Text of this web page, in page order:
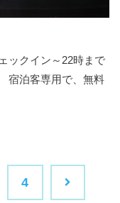
ックイン～22時まで
宿泊客専用で、無料
4